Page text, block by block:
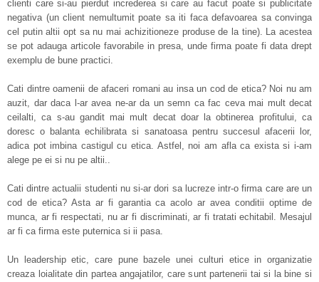
clienti care si-au pierdut increderea si care au facut poate si publicitate
negativa (un client nemultumit poate sa iti faca defavoarea sa convinga
cel putin altii opt sa nu mai achizitioneze produse de la tine). La acestea
se pot adauga articole favorabile in presa, unde firma poate fi data drept
exemplu de bune practici.
Cati dintre oamenii de afaceri romani au insa un cod de etica? Noi nu am
auzit, dar daca l-ar avea ne-ar da un semn ca fac ceva mai mult decat
ceilalti, ca s-au gandit mai mult decat doar la obtinerea profitului, ca
doresc o balanta echilibrata si sanatoasa pentru succesul afacerii lor,
adica pot imbina castigul cu etica. Astfel, noi am afla ca exista si i-am
alege pe ei si nu pe altii..
Cati dintre actualii studenti nu si-ar dori sa lucreze intr-o firma care are un
cod de etica? Asta ar fi garantia ca acolo ar avea conditii optime de
munca, ar fi respectati, nu ar fi discriminati, ar fi tratati echitabil. Mesajul
ar fi ca firma este puternica si ii pasa.
Un leadership etic, care pune bazele unei culturi etice in organizatie
creaza loialitate din partea angajatilor, care sunt partenerii tai si la bine si